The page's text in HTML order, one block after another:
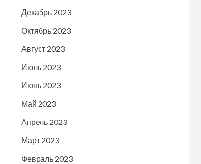
Декабрь 2023
Октябрь 2023
Август 2023
Июль 2023
Июнь 2023
Май 2023
Апрель 2023
Март 2023
Февраль 2023